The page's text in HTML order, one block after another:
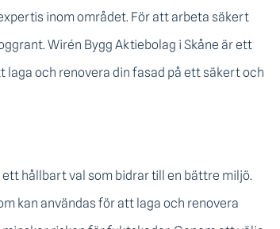
inom området. För att arbeta säkert
Wirén Bygg Aktiebolag i Skåne är ett
och renovera din fasad på ett säkert och
hållbart val som bidrar till en bättre miljö.
kan användas för att laga och renovera